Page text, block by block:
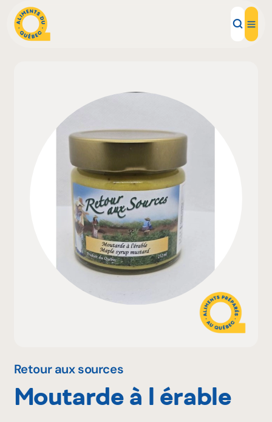
Aliments d'ici
Recettes
Inspirations d'ici
Restaurants
Institutions
À propos
Retour aux sources
Moutarde à l érable